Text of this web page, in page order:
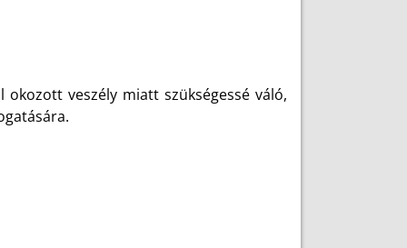
veszély miatt szükségessé váló,